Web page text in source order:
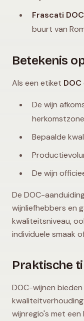
Frascati DOC
buurt van
Betekenis
Als een etiket DOC
De wijn
herkomstzone
Bepaalde
De wijn
De DOC-
wijnliefhebbers en
kwaliteitsniveau,
individuele smaak
Praktische
DOC-wijnen
wijnregio's met